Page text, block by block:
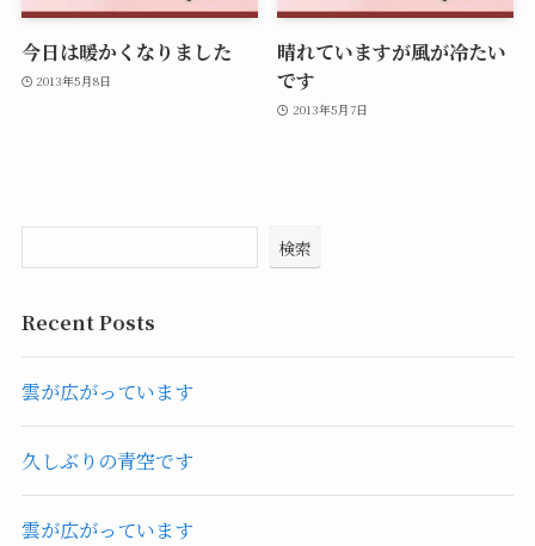
今日は暖かくなりました
2013年5月8日
晴れていますが風が冷たい
です
2013年5月7日
検索
Recent Posts
雲が広がっています
久しぶりの青空です
雲が広がっています